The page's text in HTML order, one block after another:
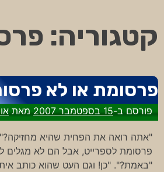
קטגוריה:
פרסומת או לא
פורסם ב-15 בספטמבר 2007 מאת
"אתה רואה את הפחית שהיא
פרסומת לספרייט, אבל הם לא מגלים
"באמת?". "כן! וגם העט שהוא כותב